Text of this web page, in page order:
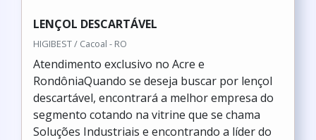
LENÇOL DESCARTÁVEL
HIGIBEST / Cacoal - RO
Atendimento exclusivo no Acre e
RondôniaQuando se deseja buscar por lençol
descartável, encontrará a melhor empresa do
segmento cotando na vitrine que se chama
Soluções Industriais e encontrando a líder do